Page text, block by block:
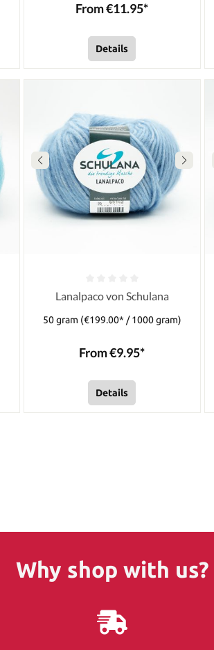
From €11.95*
Details
Lanalpaco von Schulana
50 gram (€199.00* / 1000 gram)
From €9.95*
Details
Why shop with us?